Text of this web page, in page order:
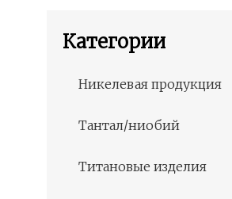
Категории
Никелевая продукция
Тантал/ниобий
Титановые изделия